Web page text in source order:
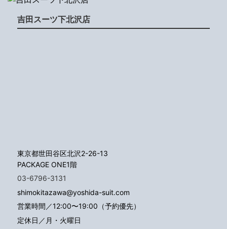
吉田スーツ下北沢店
東京都世田谷区北沢2-26-13
PACKAGE ONE1階
03-6796-3131
shimokitazawa@yoshida-suit.com
営業時間／12:00〜19:00（予約優先）
定休日／月・火曜日